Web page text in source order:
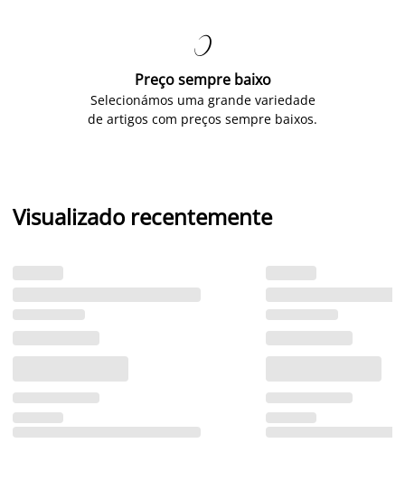

Preço sempre baixo
Selecionámos uma grande variedade
de artigos com preços sempre baixos.
Visualizado recentemente